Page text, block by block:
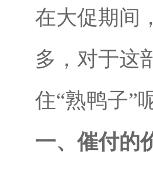
在大促期间
多，对于这
住“熟鸭子”
一、催付的